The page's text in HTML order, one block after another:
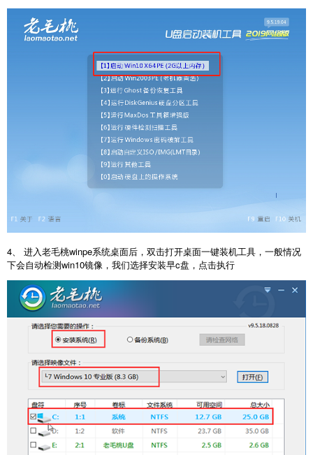
4、 进入老毛桃winpe系统桌面后，双击打开桌面一键装机工具，一般情况
下会自动检测win10镜像，我们选择安装早c盘，点击执行